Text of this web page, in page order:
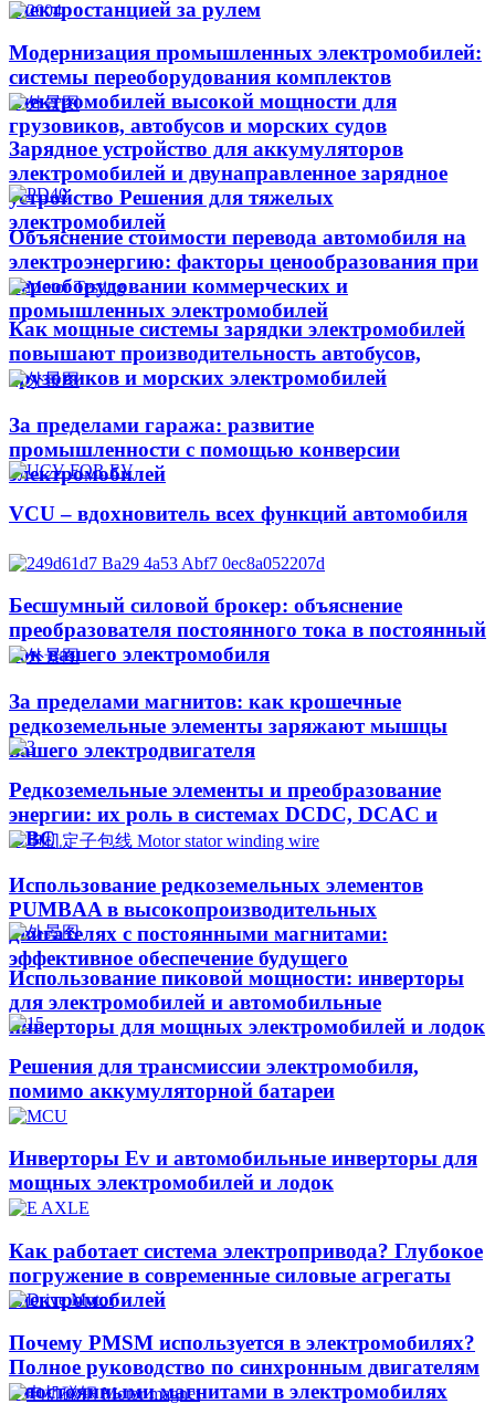
электростанцией за рулем
Модернизация промышленных электромобилей:
системы переоборудования комплектов
электромобилей высокой мощности для
грузовиков, автобусов и морских судов
Зарядное устройство для аккумуляторов
электромобилей и двунаправленное зарядное
устройство Решения для тяжелых
электромобилей
Объяснение стоимости перевода автомобиля на
электроэнергию: факторы ценообразования при
переоборудовании коммерческих и
промышленных электромобилей
Как мощные системы зарядки электромобилей
повышают производительность автобусов,
грузовиков и морских электромобилей
За пределами гаража: развитие
промышленности с помощью конверсии
электромобилей
VCU – вдохновитель всех функций автомобиля
Бесшумный силовой брокер: объяснение
преобразователя постоянного тока в постоянный
ток вашего электромобиля
За пределами магнитов: как крошечные
редкоземельные элементы заряжают мышцы
вашего электродвигателя
Редкоземельные элементы и преобразование
энергии: их роль в системах DCDC, DCAC и
OBC
Использование редкоземельных элементов
PUMBAA в высокопроизводительных
двигателях с постоянными магнитами:
эффективное обеспечение будущего
Использование пиковой мощности: инверторы
для электромобилей и автомобильные
инверторы для мощных электромобилей и лодок
Решения для трансмиссии электромобиля,
помимо аккумуляторной батареи
Инверторы Ev и автомобильные инверторы для
мощных электромобилей и лодок
Как работает система электропривода? Глубокое
погружение в современные силовые агрегаты
электромобилей
Почему PMSM используется в электромобилях?
Полное руководство по синхронным двигателям
с постоянными магнитами в электромобилях